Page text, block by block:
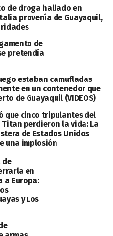
de droga hallado en
provenía de Guayaquil,
de
pretendía
estaban camufladas
en un contenedor que
de Guayaquil (VIDEOS)
que cinco tripulantes del
Titan perdieron la vida: La
de Estados Unidos
una implosión
de
en
a Europa:
y Los